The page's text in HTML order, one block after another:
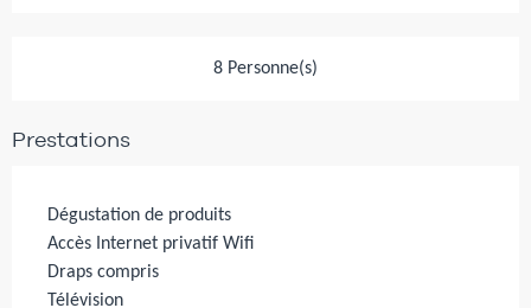
8 Personne(s)
Prestations
Dégustation de produits
Accès Internet privatif Wifi
Draps compris
Télévision